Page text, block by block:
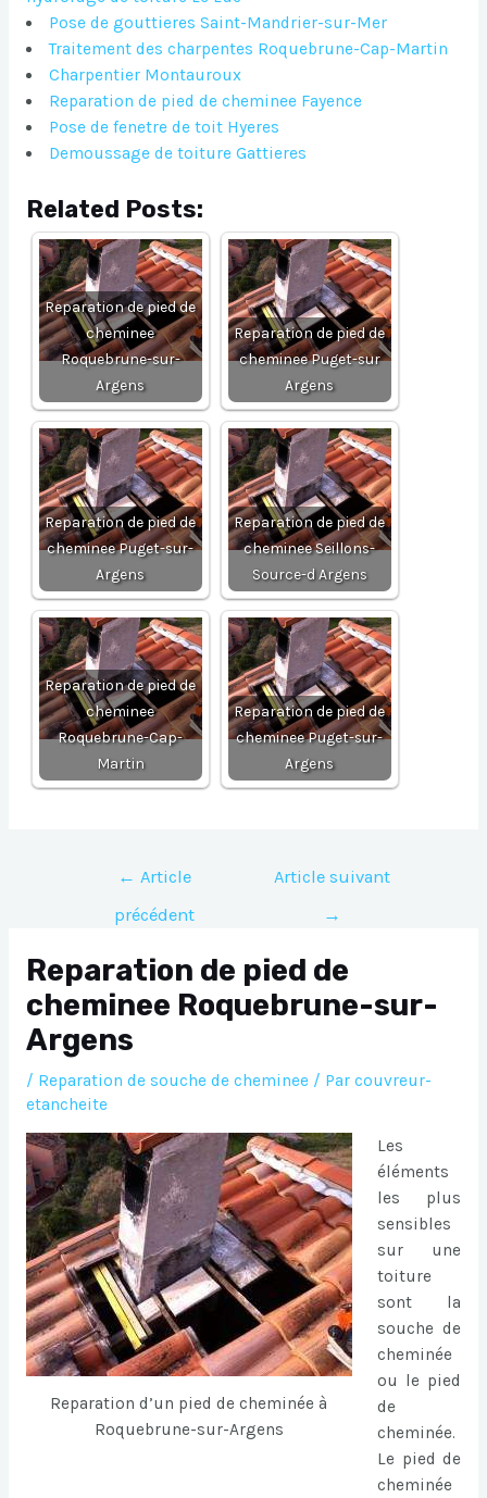
Pose de gouttieres Saint-Mandrier-sur-Mer
Traitement des charpentes Roquebrune-Cap-Martin
Charpentier Montauroux
Reparation de pied de cheminee Fayence
Pose de fenetre de toit Hyeres
Demoussage de toiture Gattieres
Related Posts:
Reparation de pied de
cheminee
Roquebrune-sur-
Argens
Reparation de pied de
cheminee Puget-sur
Argens
Reparation de pied de
cheminee Puget-sur-
Argens
Reparation de pied de
cheminee Seillons-
Source-d Argens
Reparation de pied de
cheminee
Roquebrune-Cap-
Martin
Reparation de pied de
cheminee Puget-sur-
Argens
l’article
← Article
précédent
Article suivant
→
Reparation de pied de
cheminee Roquebrune-sur-
Argens
/ Reparation de souche de cheminee/ Par couvreur-
etancheite
Reparation d’un pied de cheminée à
Roquebrune-sur-Argens
Les
éléments
les plus
sensibles
sur une
toiture
sont la
souche de
cheminée
ou le pied
de
cheminée.
Le pied de
cheminée